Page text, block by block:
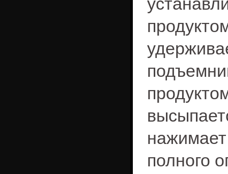
полного